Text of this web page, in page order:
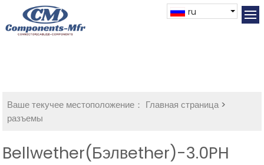
ru
Ваше текучее местоположение： Главная страница>
разъемы
Bellwether(Бэлвether)-3.0PH